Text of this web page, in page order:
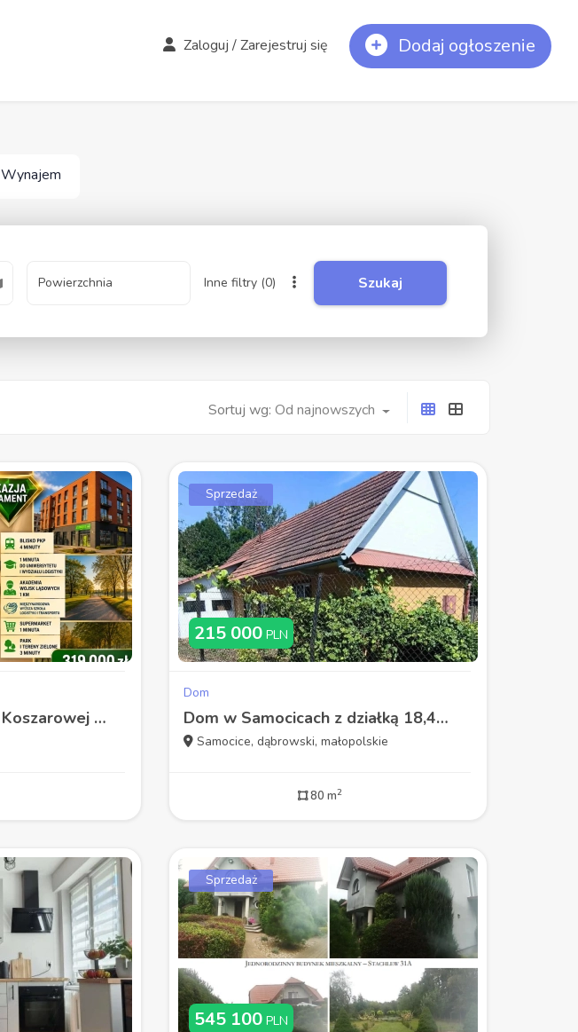
Zaloguj / Zarejestruj się Dodaj ogłoszenie
Wynajem
Powierzchnia Inne filtry (0) Szukaj
Sortuj wg:Od najnowszych
1pok, 19met, Okolice Koszarowej WINDA/2023 (Wrocław)
Sprzedaż
215 000 PLN
Dom
Dom w Samocicach z działką 18,49 ara
Samocice, dąbrowski, małopolskie
80 m2
Sprzedaż
545 100 PLN